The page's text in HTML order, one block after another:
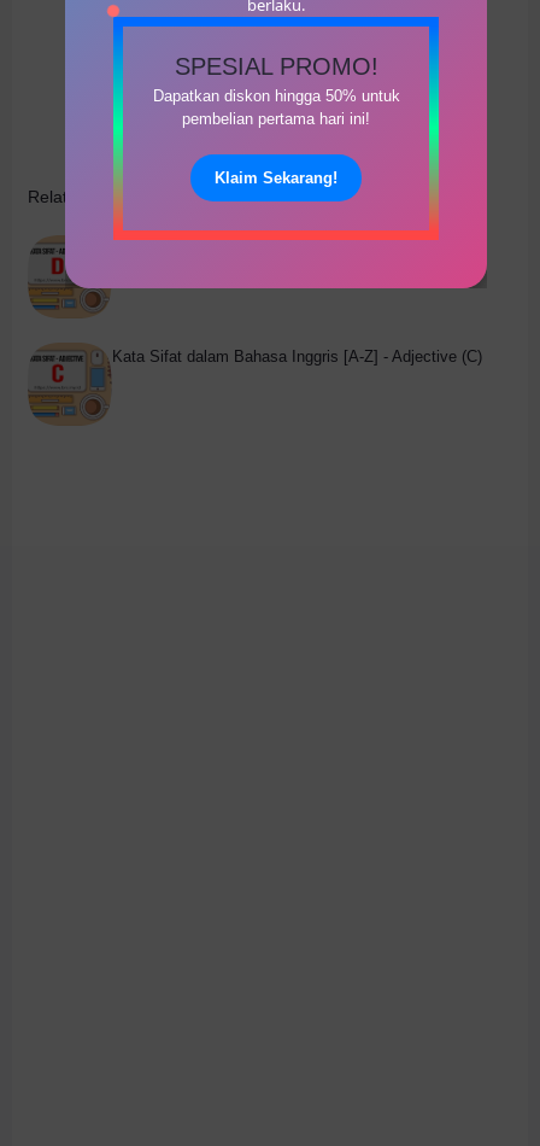
SPESIAL PROMO!
Dapatkan diskon hingga 50% untuk
pembelian pertama hari ini!
Klaim Sekarang!
Related Posts
Kata Sifat dalam Bahasa Inggris [A-Z] - Adjective (C)